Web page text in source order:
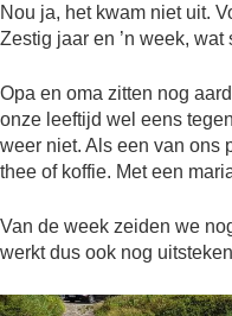
Nou ja, het kwam niet uit.
Zestig jaar en ’n week, wat
Opa en oma zitten nog
onze leeftijd wel eens
weer niet. Als een van ons
thee of koffie. Met een
Van de week zeiden we
werkt dus ook nog